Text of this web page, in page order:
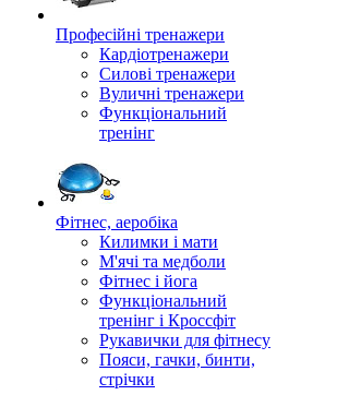
Професійні тренажери
Кардіотренажери
Силові тренажери
Вуличні тренажери
Функціональний
тренінг
Фітнес, аеробіка
Килимки і мати
М'ячі та медболи
Фітнес і йога
Функціональний
тренінг і Кроссфіт
Рукавички для фітнесу
Пояси, гачки, бинти,
стрічки